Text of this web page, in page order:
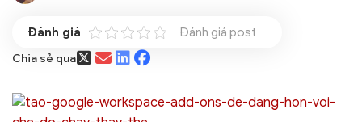
Đánh giá post
Chia sẻ qua